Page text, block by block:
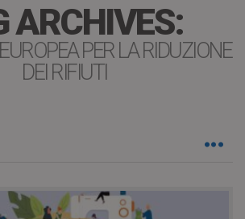
ARCHIVES:
PER LA RIDUZIONE
DEI RIFIUTI